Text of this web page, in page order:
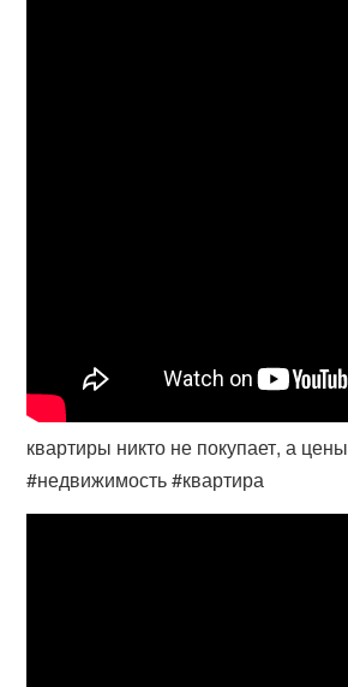
квартиры никто не покупает, а
#недвижимость #квартира